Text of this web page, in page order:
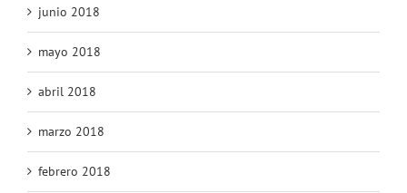
junio 2018
mayo 2018
abril 2018
marzo 2018
febrero 2018